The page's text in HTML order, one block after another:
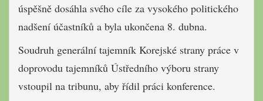
úspěšně dosáhla svého cíle za vysokého politického
nadšení účastníků a byla ukončena 8. dubna.
Soudruh generální tajemník Korejské strany práce v
doprovodu tajemníků Ústředního výboru strany
vstoupil na tribunu, aby řídil práci konference.